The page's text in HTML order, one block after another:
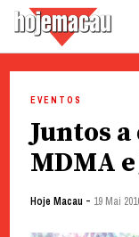
content
EVENTOS
Juntos
MDMA
Hoje Macau - 19 Mai